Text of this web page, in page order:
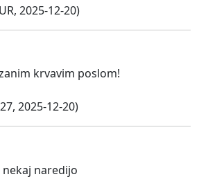
2025-12-20)
krvavim poslom!
2025-12-20)
naredijo